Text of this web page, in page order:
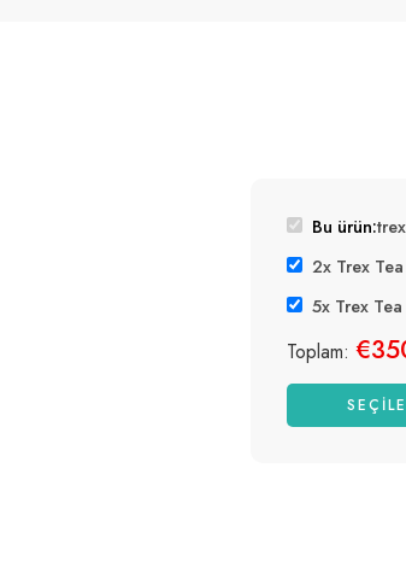
Bu ürün:
2x Trex
5x Trex
Toplam: €